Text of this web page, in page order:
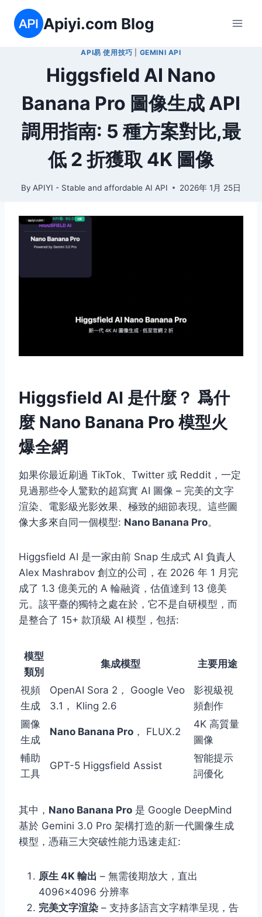
content
Apiyi.com Blog
API易 使用技巧 GEMINI API
Higgsfield AI Nano
Banana Pro 圖像生成 API
調用指南: 5 種方案對比,最
低 2 折獲取 4K 圖像
By APIYI - Stable and affordable AI API 2026年 1月 25日
Higgsfield AI 是什麼？ 爲什
麼 Nano Banana Pro 模型火
爆全網
如果你最近刷過 TikTok、Twitter 或 Reddit，一定
見過那些令人驚歎的超寫實 AI 圖像 – 完美的文字
渲染、電影級光影效果、極致的細節表現。這些圖
像大多來自同一個模型: Nano Banana Pro。
Higgsfield AI 是一家由前 Snap 生成式 AI 負責人
Alex Mashrabov 創立的公司，在 2026 年 1 月完
成了 1.3 億美元的 A 輪融資，估值達到 13 億美
元。該平臺的獨特之處在於，它不是自研模型，而
是整合了 15+ 款頂級 AI 模型，包括:
模型
類別
集成模型 主要用途
視頻
生成
OpenAI Sora 2， Google Veo
3.1， Kling 2.6
影視級視
頻創作
圖像
生成
Nano Banana Pro ， FLUX.2
4K 高質量
圖像
輔助
工具
GPT-5 Higgsfield Assist
智能提示
詞優化
其中， Nano Banana Pro 是 Google DeepMind
基於 Gemini 3.0 Pro 架構打造的新一代圖像生成
模型，憑藉三大突破性能力迅速走紅:
原生 4K 輸出 – 無需後期放大，直出
4096×4096 分辨率
完美文字渲染 – 支持多語言文字精準呈現，告